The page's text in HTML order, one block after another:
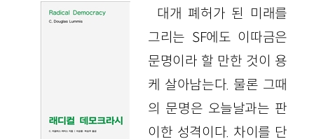
대개 폐허가 된 미래를
그리는 SF에도 이따금은
문명이라 할 만한 것이 용
케 살아남는다. 물론 그때
의 문명은 오늘날과는 판
이한 성격이다. 차이를 단